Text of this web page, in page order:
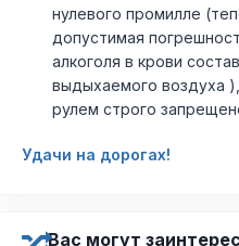
нулевого промилле
допустимая
алкоголя в крови
выдыхаемого воздуха
рулем строго
Удачи на дорогах!
Вас могут